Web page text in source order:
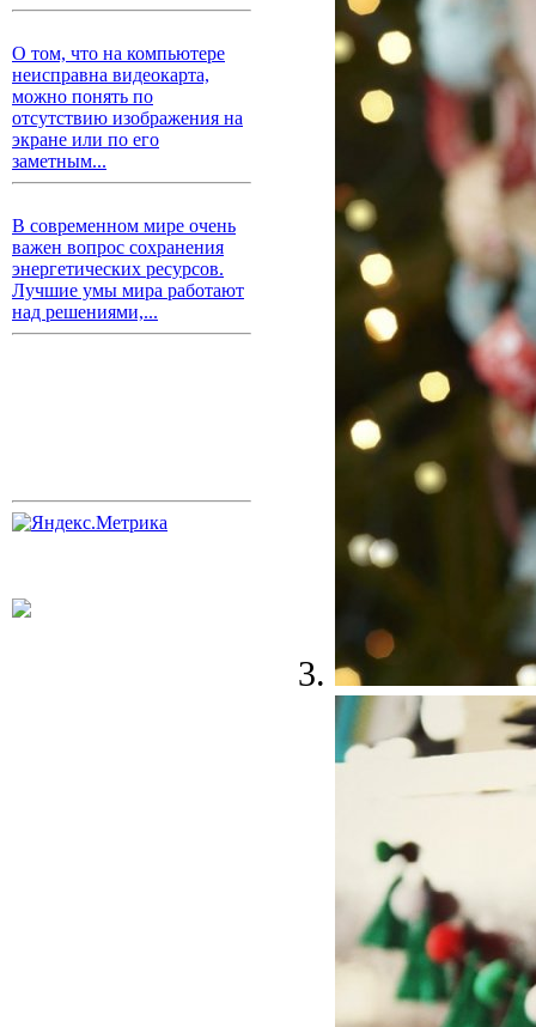
О том, что на компьютере
неисправна видеокарта,
можно понять по
отсутствию изображения на
экране или по его
заметным...
В современном мире очень
важен вопрос сохранения
энергетических ресурсов.
Лучшие умы мира работают
над решениями,...